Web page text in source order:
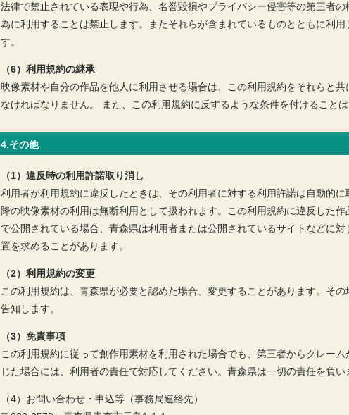
法律で禁止されている表現や行為、名誉毀損やプライバシー侵害等の第三者
為に利用することは禁止します。またそれらが含まれているものとともに利用
す。
（6）利用規約の継承
映像素材や自分の作品を他人に利用させる場合は、この利用規約をそれらと
なければなりません。 また、この利用規約に反するような条件を付けることは
4.その他
（1）違反時の利用許諾取り消し
利用者が利用規約に違反したときは、その利用者に対する利用許諾は自動的に
降の映像素材の利用は無断利用として扱われます。この利用規約に違反した
で公開されている場合、青森県は利用者または公開されているサイトなどに
置を求めることがあります。
（2）利用規約の変更
この利用規約は、青森県が必要と認めた場合、変更することがあります。そ
告知します。
（3）免責事項
この利用規約に従って創作用素材を利用された場合でも、第三者からクレー
じた場合には、利用者の責任で対応してください。青森県は一切の責任を負い
（4）お問い合わせ・申込等（事務局連絡先）